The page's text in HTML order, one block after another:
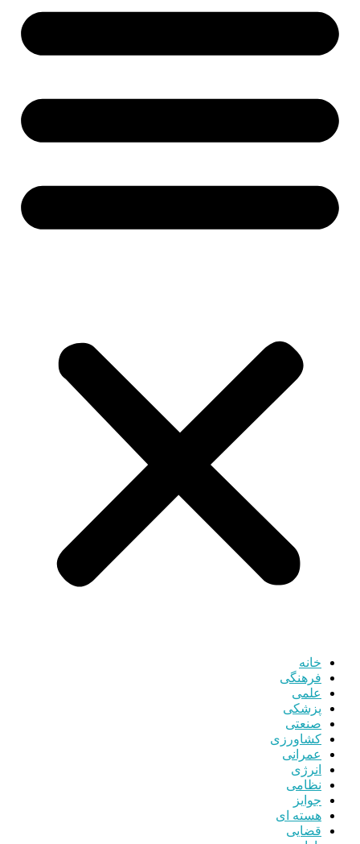
خانه
فرهنگی
علمی
پزشکی
صنعتی
کشاورزی
عمرانی
انرژی
نظامی
جوایز
هسته ای
قضایی